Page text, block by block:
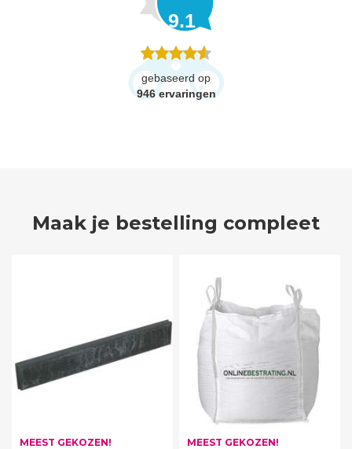
9.1
gebaseerd op
946 ervaringen
Maak je bestelling compleet
MEEST GEKOZEN! MEEST GEKOZEN!